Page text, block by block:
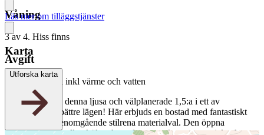
Våning
3 av 4. Hiss finns
Avgift
inkl värme och vatten
Välkommen till denna ljusa och välplanerade 1,5:a i ett av
Skarpövägens bättre lägen! Här erbjuds en bostad med fantastiskt
ljusflöde och genomgående stilrena materialval. Den öppna
Läs mer om tilläggstjänster
Karta
Utforska karta